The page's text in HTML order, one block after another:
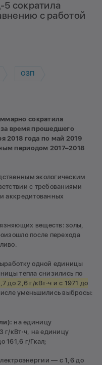
сократила
с работой
ОЗП
сократила
время прошедшего
2018 года по май 2019
периодом 2017–2018
экологическим
с требованиями
аккредитованных
веществ: золы,
после перехода
одной единицы
тепла снизились по
до 2,6 г/кВт⋅ч и с 1971 до
уменьшились выбросы:
на единицу
г/кВт⋅ч, на единицу
161,6 г/Гкал;
— с 1,6 до